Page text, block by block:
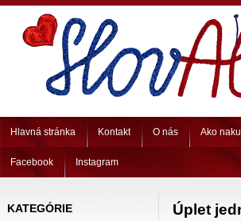
Hlavná stránka Kontakt O nás Ako
Facebook Instagram
KATEGÓRIE Úplet